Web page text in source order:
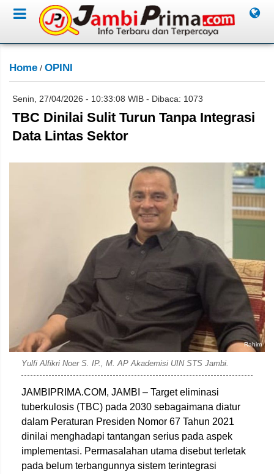
Home / OPINI
Senin, 27/04/2026 - 10:33:08 WIB - Dibaca: 1073
TBC Dinilai Sulit Turun Tanpa Integrasi
Data Lintas Sektor
Rahim
Yulfi Alfikri Noer S. IP., M. AP Akademisi UIN STS Jambi.
JAMBIPRIMA.COM, JAMBI – Target eliminasi
tuberkulosis (TBC) pada 2030 sebagaimana diatur
dalam Peraturan Presiden Nomor 67 Tahun 2021
dinilai menghadapi tantangan serius pada aspek
implementasi. Permasalahan utama disebut terletak
pada belum terbangunnya sistem terintegrasi